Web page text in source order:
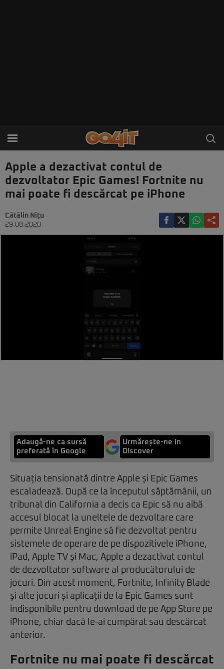
Apple a dezactivat contul de
dezvoltator Epic Games! Fortnite nu
mai poate fi descărcat pe iPhone
Cătălin Niţu
29.08.2020
Adaugă-ne ca sursă
preferată în Google
Urmărește-ne in
Discover
Situația tensionată dintre Apple și Epic Games
escaladează. După ce la începutul săptămânii, un
tribunal din California a decis ca Epic să nu aibă
accesul blocat la uneltele de dezvoltare care
permite Unreal Engine să fie dezvoltat pentru
sistemele de operare de pe dispozitivele iPhone,
iPad, Apple TV și Mac, Apple a dezactivat contul
de dezvoltator software al producătorului de
jocuri. Din acest moment, Fortnite, Infinity Blade
și alte jocuri și aplicații de la Epic Games sunt
indisponibile pentru download de pe App Store pe
iPhone, chiar dacă le-ai cumpărat sau descărcat
anterior.
Fortnite nu mai poate fi descărcat